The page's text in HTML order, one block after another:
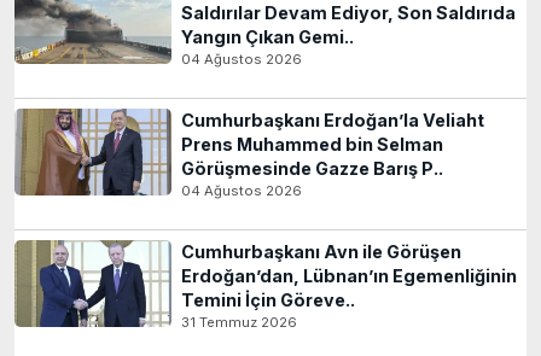
Saldırılar Devam Ediyor, Son Saldırıda
Yangın Çıkan Gemi..
04 Ağustos 2026
Cumhurbaşkanı Erdoğan’la Veliaht
Prens Muhammed bin Selman
Görüşmesinde Gazze Barış P..
04 Ağustos 2026
Cumhurbaşkanı Avn ile Görüşen
Erdoğan’dan, Lübnan’ın Egemenliğinin
Temini İçin Göreve..
31 Temmuz 2026